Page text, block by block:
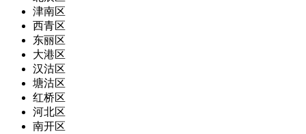
津南区
西青区
东丽区
大港区
汉沽区
塘沽区
红桥区
河北区
南开区